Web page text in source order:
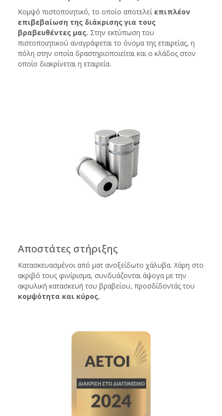
Κομψό πιστοποιητικό, το οποίο αποτελεί επιπλέον
επιβεβαίωση της διάκρισης για τους
βραβευθέντες μας. Στην εκτύπωση του
πιστοποιητικού αναγράφεται το όνομα της εταιρείας, η
πόλη στην οποία δραστηριοποιείται και ο κλάδος στον
οποίο διακρίνεται η εταιρεία.
Αποστάτες στήριξης
Κατασκευασμένοι από ματ ανοξείδωτο χάλυβα. Χάρη στο
ακριβό τους φινίρισμα, συνδυάζονται άψογα με την
ακρυλική κατασκευή του βραβείου, προσδίδοντάς του
κομψότητα και κύρος.